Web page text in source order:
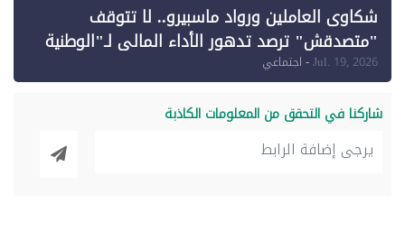
شكاوى العاملين ورواد ماسبيرو.. لا تتوقف
"متصدقش" ترصد تدهور الأداء المالي لـ"الوطنية
للإعلام"
Jul. 19, 2026- اجتماعي
شاركنا في التحقق من المعلومات الكاذبة